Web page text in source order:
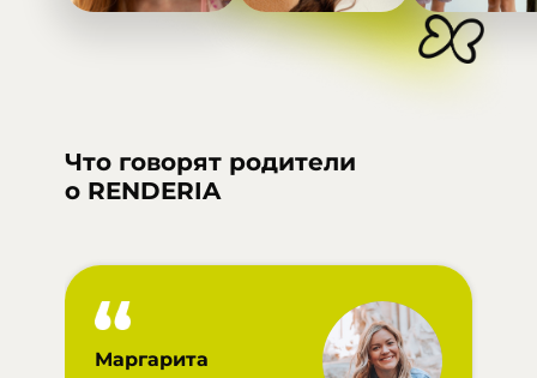
Что говорят родители
о RENDERIA
Маргарита